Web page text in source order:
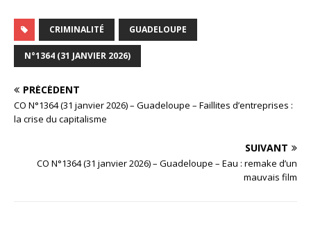
CRIMINALITÉ GUADELOUPE
N°1364 (31 JANVIER 2026)
PRÉCÉDENT
CO N°1364 (31 janvier 2026) – Guadeloupe – Faillites d’entreprises :
la crise du capitalisme
SUIVANT
CO N°1364 (31 janvier 2026) – Guadeloupe – Eau : remake d’un
mauvais film